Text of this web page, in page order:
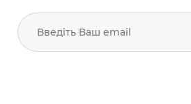
Введіть Ваш email